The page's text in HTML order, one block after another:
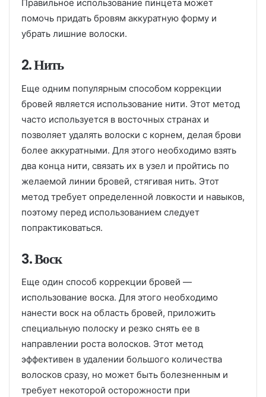
Правильное использование пинцета может
помочь придать бровям аккуратную форму и
убрать лишние волоски.
2. Нить
Еще одним популярным способом коррекции
бровей является использование нити. Этот метод
часто используется в восточных странах и
позволяет удалять волоски с корнем, делая брови
более аккуратными. Для этого необходимо взять
два конца нити, связать их в узел и пройтись по
желаемой линии бровей, стягивая нить. Этот
метод требует определенной ловкости и навыков,
поэтому перед использованием следует
попрактиковаться.
3. Воск
Еще один способ коррекции бровей —
использование воска. Для этого необходимо
нанести воск на область бровей, приложить
специальную полоску и резко снять ее в
направлении роста волосков. Этот метод
эффективен в удалении большого количества
волосков сразу, но может быть болезненным и
требует некоторой осторожности при